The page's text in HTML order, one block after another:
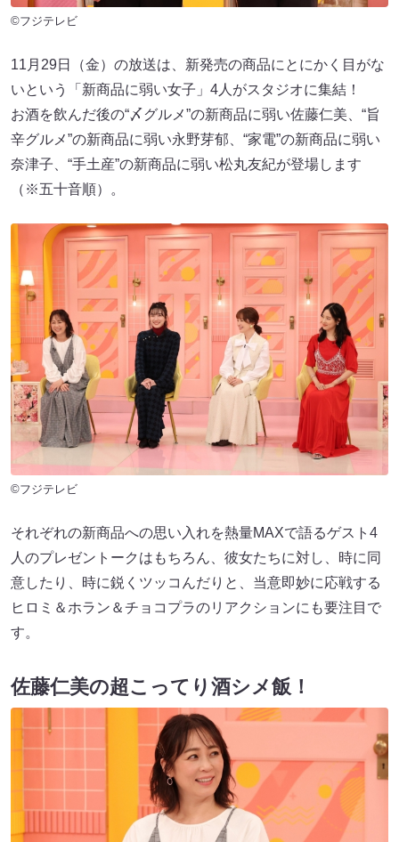
©フジテレビ
11月29日（金）の放送は、新発売の商品にとにかく目がな
いという「新商品に弱い女子」4人がスタジオに集結！
お酒を飲んだ後の“〆グルメ”の新商品に弱い佐藤仁美、“旨
辛グルメ”の新商品に弱い永野芽郁、“家電”の新商品に弱い
奈津子、“手土産”の新商品に弱い松丸友紀が登場します
（※五十音順）。
©フジテレビ
それぞれの新商品への思い入れを熱量MAXで語るゲスト4
人のプレゼントークはもちろん、彼女たちに対し、時に同
意したり、時に鋭くツッコんだりと、当意即妙に応戦する
ヒロミ＆ホラン＆チョコプラのリアクションにも要注目で
す。
佐藤仁美の超こってり酒シメ飯！